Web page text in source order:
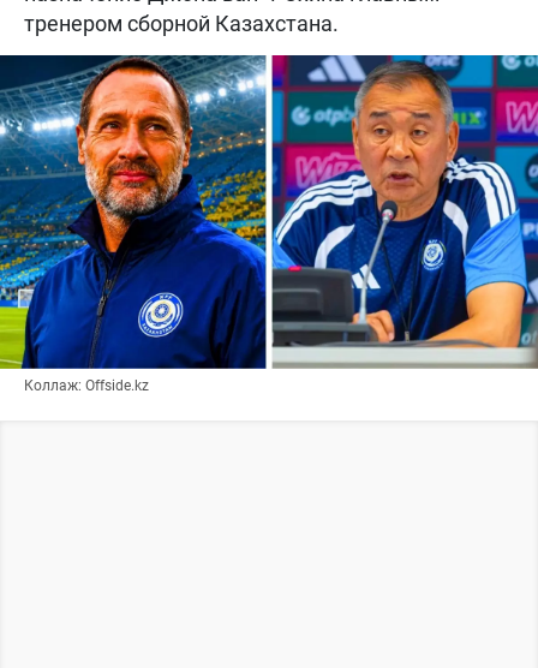
тренером сборной Казахстана.
Коллаж: Offside.kz